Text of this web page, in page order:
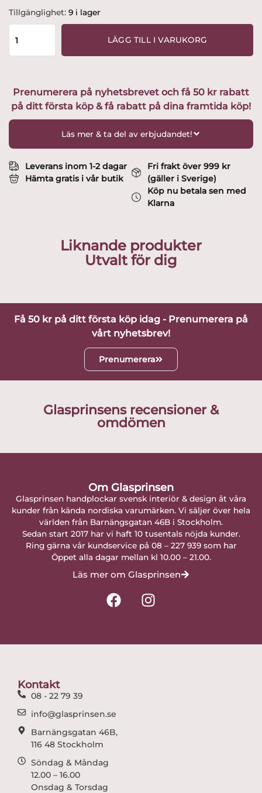
Tillgänglighet: 9 i lager
Iittala
-
Kalinka
Öl
Timo
Sarpaneva
mängd
LÄGG TILL I VARUKORG
Prenumerera på nyhetsbrevet och få 50 kr rabatt
på ditt första köp & få rabatt på dina framtida köp!
Läs mer & ta del av erbjudandet!
Leverans inom 1-2 dagar
Hämta gratis i vår butik
Fri frakt över 999 kr
(gäller i Sverige)
Köp nu betala sen med
Klarna
Liknande produkter
Utvalt för dig
Få 50 kr på ditt första köp idag - Prenumerera på
vårt nyhetsbrev!
Prenumerera
Glasprinsens recensioner &
omdömen
Om Glasprinsen
Glasprinsen handplockar svensk interiör & design åt våra
kunder från kända nordiska varumärken. Vi säljer över hela
världen från Barnängsgatan 46B i Stockholm.
Sedan start 2017 har vi haft 10 tusentals nöjda kunder.
Ring gärna vår kundservice på 08 – 227 939 som har
Öppet alla dagar mellan kl 10.00 – 21.00.
Läs mer om Glasprinsen
F
a
I
n
Kontakt
08 - 22 79 39
info@glasprinsen.se
Barnängsgatan 46B,
116 48 Stockholm
Söndag & Måndag
12.00 – 16.00
Onsdag & Torsdag